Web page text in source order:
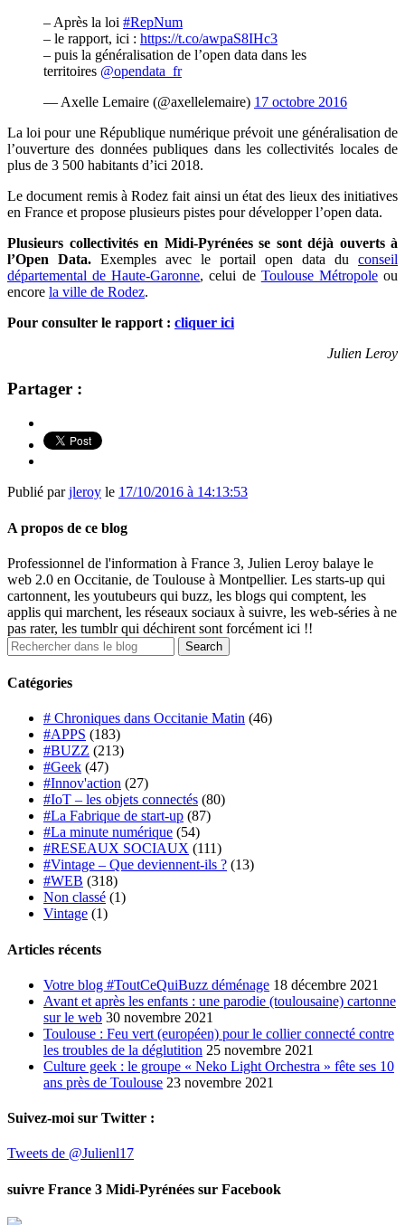
– Après la loi #RepNum
– le rapport, ici : https://t.co/awpaS8IHc3
– puis la généralisation de l’open data dans les
territoires @opendata_fr
— Axelle Lemaire (@axellelemaire) 17 octobre 2016
La loi pour une République numérique prévoit une généralisation de
l’ouverture des données publiques dans les collectivités locales de
plus de 3 500 habitants d’ici 2018.
Le document remis à Rodez fait ainsi un état des lieux des initiatives
en France et propose plusieurs pistes pour développer l’open data.
Plusieurs collectivités en Midi-Pyrénées se sont déjà ouverts à
l’Open Data. Exemples avec le portail open data du conseil
départemental de Haute-Garonne, celui de Toulouse Métropoleou
encore la ville de Rodez.
Pour consulter le rapport : cliquer ici
Julien Leroy
Partager :
Publié parjleroy le 17/10/2016 à 14:13:53
A propos de ce blog
Professionnel de l'information à France 3, Julien Leroy balaye le
web 2.0 en Occitanie, de Toulouse à Montpellier. Les starts-up qui
cartonnent, les youtubeurs qui buzz, les blogs qui comptent, les
applis qui marchent, les réseaux sociaux à suivre, les web-séries à ne
pas rater, les tumblr qui déchirent sont forcément ici !!
Catégories
# Chroniques dans Occitanie Matin (46)
#APPS (183)
#BUZZ (213)
#Geek (47)
#Innov'action (27)
#IoT – les objets connectés (80)
#La Fabrique de start-up (87)
#La minute numérique (54)
#RESEAUX SOCIAUX (111)
#Vintage – Que deviennent-ils ? (13)
#WEB (318)
Non classé (1)
Vintage (1)
Articles récents
Votre blog #ToutCeQuiBuzz déménage 18 décembre 2021
Avant et après les enfants : une parodie (toulousaine) cartonne
sur le web 30 novembre 2021
Toulouse : Feu vert (européen) pour le collier connecté contre
les troubles de la déglutition 25 novembre 2021
Culture geek : le groupe « Neko Light Orchestra » fête ses 10
ans près de Toulouse 23 novembre 2021
Suivez-moi sur Twitter :
Tweets de @Julienl17
suivre France 3 Midi-Pyrénées sur Facebook